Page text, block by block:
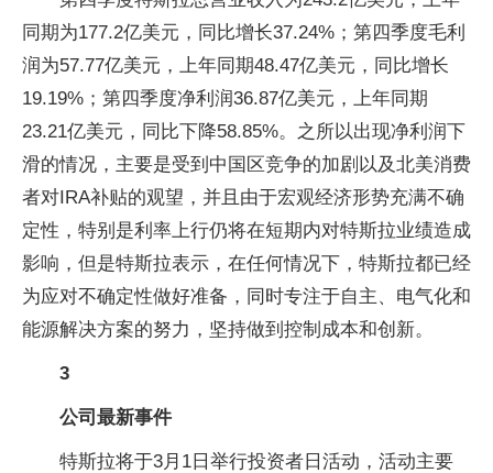
同期为177.2亿美元，同比增长37.24%；第四季度毛利
润为57.77亿美元，上年同期48.47亿美元，同比增长
19.19%；第四季度净利润36.87亿美元，上年同期
23.21亿美元，同比下降58.85%。之所以出现净利润下
滑的情况，主要是受到中国区竞争的加剧以及北美消费
者对IRA补贴的观望，并且由于宏观经济形势充满不确
定性，特别是利率上行仍将在短期内对特斯拉业绩造成
影响，但是特斯拉表示，在任何情况下，特斯拉都已经
为应对不确定性做好准备，同时专注于自主、电气化和
能源解决方案的努力，坚持做到控制成本和创新。
3
公司最新事件
特斯拉将于3月1日举行投资者日活动，活动主要